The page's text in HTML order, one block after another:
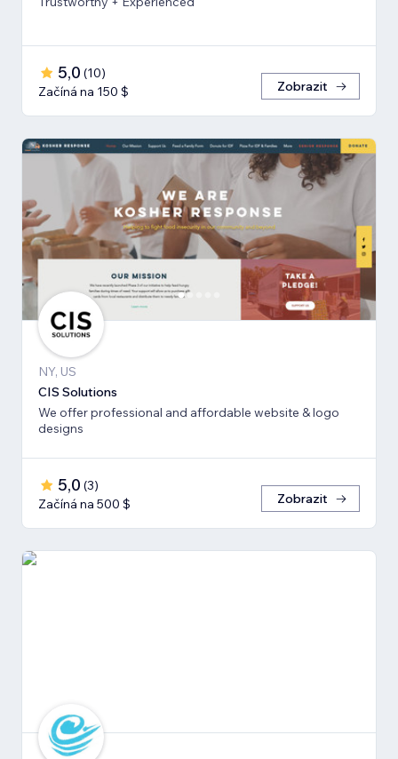
5,0 (10)
Začíná na 150 $
Zobrazit
NY, US
CIS Solutions
We offer professional and affordable website & logo
designs
5,0 (3)
Začíná na 500 $
Zobrazit